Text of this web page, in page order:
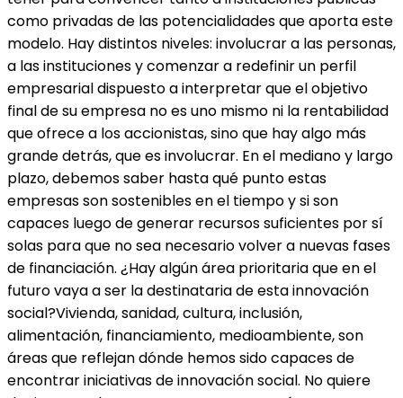
como privadas de las potencialidades que aporta este
modelo. Hay distintos niveles: involucrar a las personas,
a las instituciones y comenzar a redefinir un perfil
empresarial dispuesto a interpretar que el objetivo
final de su empresa no es uno mismo ni la rentabilidad
que ofrece a los accionistas, sino que hay algo más
grande detrás, que es involucrar. En el mediano y largo
plazo, debemos saber hasta qué punto estas
empresas son sostenibles en el tiempo y si son
capaces luego de generar recursos suficientes por sí
solas para que no sea necesario volver a nuevas fases
de financiación. ¿Hay algún área prioritaria que en el
futuro vaya a ser la destinataria de esta innovación
social?Vivienda, sanidad, cultura, inclusión,
alimentación, financiamiento, medioambiente, son
áreas que reflejan dónde hemos sido capaces de
encontrar iniciativas de innovación social. No quiere